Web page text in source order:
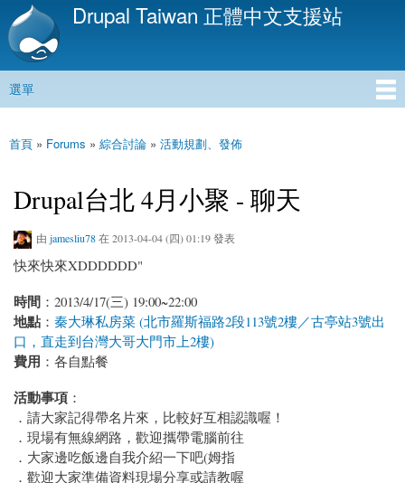
移
內
Drupal Taiwan 正體中文支援站
主選單
選單
您在這裡
首頁 » Forums » 綜合討論 » 活動規劃、發佈
Drupal台北 4月小聚 - 聊天
由 jamesliu78在 2013-04-04 (四) 01:19 發表
快來快來XDDDDDD"
時間 ：2013/4/17(三) 19:00~22:00
地點 ： 秦大琳私房菜 (北市羅斯福路2段113號2樓／古亭站3號出
口，直走到台灣大哥大門市上2樓)
費用 ：各自點餐
活動事項 ：
．請大家記得帶名片來，比較好互相認識喔！
．現場有無線網路，歡迎攜帶電腦前往
．大家邊吃飯邊自我介紹一下吧(姆指
．歡迎大家準備資料現場分享或請教喔